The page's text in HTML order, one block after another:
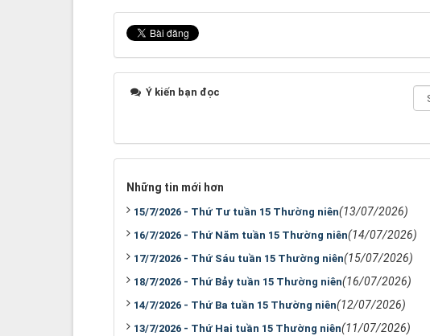
Ý kiến bạn đọc
Những tin mới hơn
15/7/2026 - Thứ Tư tuần 15 Thường niên(13/07/2026)
16/7/2026 - Thứ Năm tuần 15 Thường niên(14/07/2026)
17/7/2026 - Thứ Sáu tuần 15 Thường niên(15/07/2026)
18/7/2026 - Thứ Bảy tuần 15 Thường niên(16/07/2026)
14/7/2026 - Thứ Ba tuần 15 Thường niên(12/07/2026)
13/7/2026 - Thứ Hai tuần 15 Thường niên(11/07/2026)